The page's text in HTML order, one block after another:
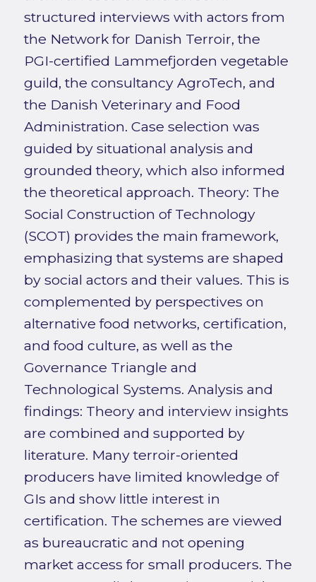
structured interviews with actors from
the Network for Danish Terroir, the
PGI-certified Lammefjorden vegetable
guild, the consultancy AgroTech, and
the Danish Veterinary and Food
Administration. Case selection was
guided by situational analysis and
grounded theory, which also informed
the theoretical approach. Theory: The
Social Construction of Technology
(SCOT) provides the main framework,
emphasizing that systems are shaped
by social actors and their values. This is
complemented by perspectives on
alternative food networks, certification,
and food culture, as well as the
Governance Triangle and
Technological Systems. Analysis and
findings: Theory and interview insights
are combined and supported by
literature. Many terroir-oriented
producers have limited knowledge of
GIs and show little interest in
certification. The schemes are viewed
as bureaucratic and not opening
market access for small producers. The